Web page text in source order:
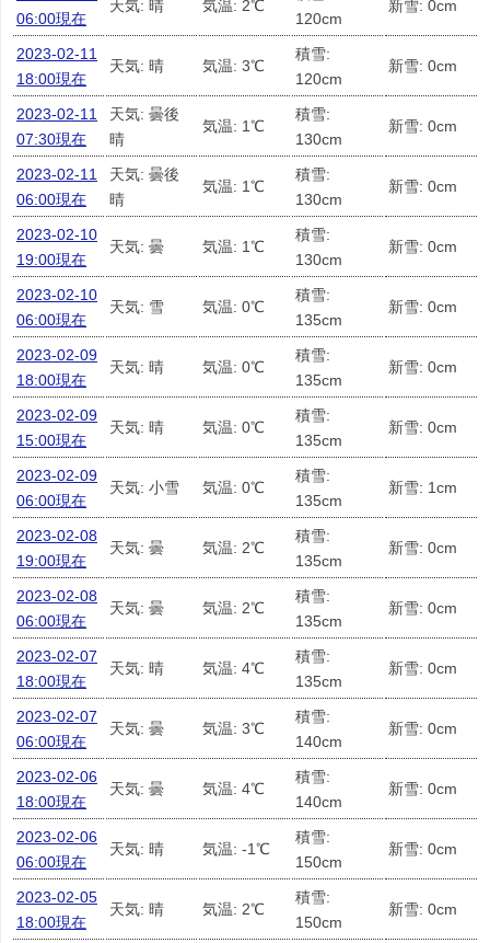
06:00現在
天気: 晴 気温: 2℃
120cm
新雪: 0cm
2023-02-11
18:00現在
天気: 晴 気温: 3℃
積雪:
120cm
新雪: 0cm
2023-02-11
07:30現在
天気: 曇後
晴
気温: 1℃
積雪:
130cm
新雪: 0cm
2023-02-11
06:00現在
天気: 曇後
晴
気温: 1℃
積雪:
130cm
新雪: 0cm
2023-02-10
19:00現在
天気: 曇 気温: 1℃
積雪:
130cm
新雪: 0cm
2023-02-10
06:00現在
天気: 雪 気温: 0℃
積雪:
135cm
新雪: 0cm
2023-02-09
18:00現在
天気: 晴 気温: 0℃
積雪:
135cm
新雪: 0cm
2023-02-09
15:00現在
天気: 晴 気温: 0℃
積雪:
135cm
新雪: 0cm
2023-02-09
06:00現在
天気: 小雪 気温: 0℃
積雪:
135cm
新雪: 1cm
2023-02-08
19:00現在
天気: 曇 気温: 2℃
積雪:
135cm
新雪: 0cm
2023-02-08
06:00現在
天気: 曇 気温: 2℃
積雪:
135cm
新雪: 0cm
2023-02-07
18:00現在
天気: 晴 気温: 4℃
積雪:
135cm
新雪: 0cm
2023-02-07
06:00現在
天気: 曇 気温: 3℃
積雪:
140cm
新雪: 0cm
2023-02-06
18:00現在
天気: 曇 気温: 4℃
積雪:
140cm
新雪: 0cm
2023-02-06
06:00現在
天気: 晴 気温: -1℃
積雪:
150cm
新雪: 0cm
2023-02-05
18:00現在
天気: 晴 気温: 2℃
積雪:
150cm
新雪: 0cm